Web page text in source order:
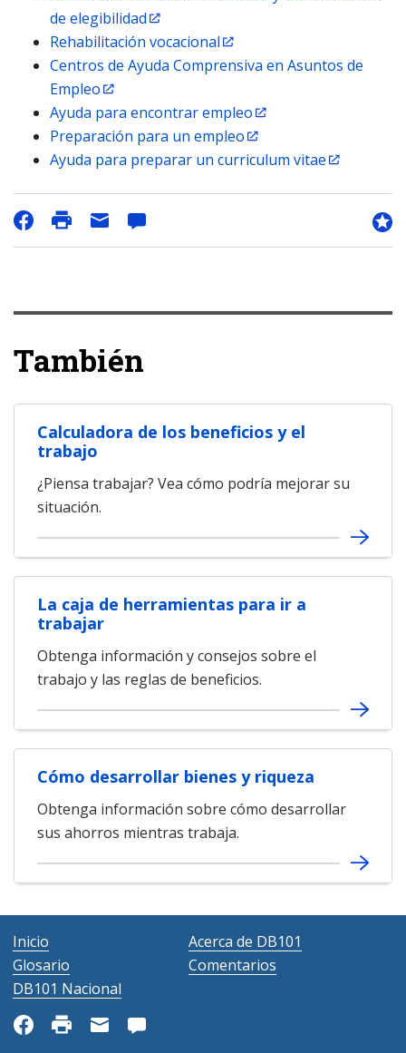
de elegibilidad
Rehabilitación vocacional
Centros de Ayuda Comprensiva en Asuntos de
Empleo
Ayuda para encontrar empleo
Preparación para un empleo
Ayuda para preparar un curriculum vitae
También
Calculadora de los beneficios y el
trabajo
¿Piensa trabajar? Vea cómo podría mejorar su
situación.
La caja de herramientas para ir a
trabajar
Obtenga información y consejos sobre el
trabajo y las reglas de beneficios.
Cómo desarrollar bienes y riqueza
Obtenga información sobre cómo desarrollar
sus ahorros mientras trabaja.
Inicio
Acerca de DB101
Glosario
Comentarios
DB101 Nacional